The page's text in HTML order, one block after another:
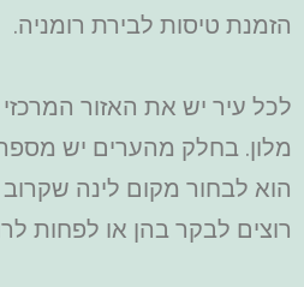
הזמנת טיסות לבירת רומניה.
לכל עיר יש את האזור
מלון. בחלק מהערים יש
הוא לבחור מקום לינה
רוצים לבקר בהן או לפחות